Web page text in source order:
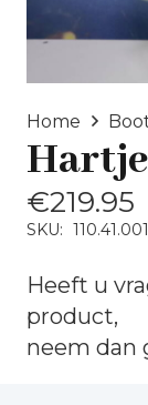
Home
€219.95
SKU:
Heeft u
product,
neem dan